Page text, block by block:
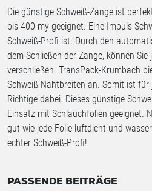
Die günstige Schweiß-Zange ist
bis 400 my geeignet. Eine Impuls-
Schweiß-Profi ist. Durch den
dem Schließen der Zange, können
verschließen. TransPack-Krumbach
Schweiß-Nahtbreiten an. Somit ist für
Richtige dabei. Dieses günstige
Einsatz mit Schlauchfolien geeignet.
gut wie jede Folie luftdicht und
echter Schweiß-Profi!
PASSENDE BEITRÄGE